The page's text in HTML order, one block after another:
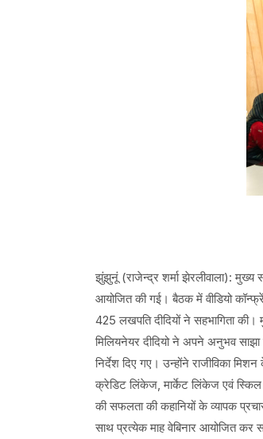
झुंझुनूं (राजेन्द्र शर्मा झेरलीवाला): मुख्य
आयोजित की गई। बैठक में वीडियो
425 लखपति दीदियों ने सहभागिता
मिलियनेयर दीदियो ने अपने अनुभव साझा
निर्देश दिए गए। उन्होंने राजीविका
क्रेडिट लिंकेज, मार्केट लिंकेज एवं स्किल
की सफलता की कहानियों के व्यापक
साथ प्रत्येक माह वेबिनार आयोजित कर